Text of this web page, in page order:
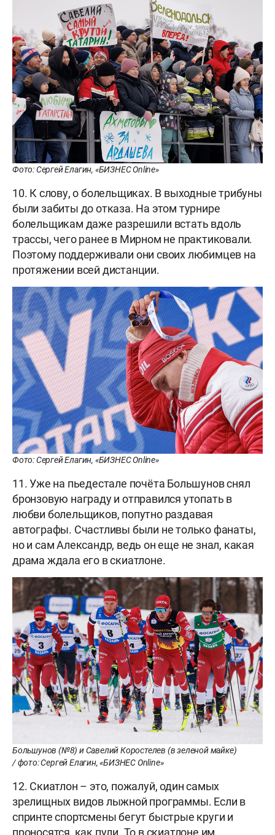
Фото: Сергей Елагин, «БИЗНЕС Online»
10. К слову, о болельщиках. В выходные трибуны
были забиты до отказа. На этом турнире
болельщикам даже разрешили встать вдоль
трассы, чего ранее в Мирном не практиковали.
Поэтому поддерживали они своих любимцев на
протяжении всей дистанции.
Фото: Сергей Елагин, «БИЗНЕС Online»
11. Уже на пьедестале почёта Большунов снял
бронзовую награду и отправился утопать в
любви болельщиков, попутно раздавая
автографы. Счастливы были не только фанаты,
но и сам Александр, ведь он еще не знал, какая
драма ждала его в скиатлоне.
Большунов (№8) и Савелий Коростелев (в зеленой майке)
/ фото: Сергей Елагин, «БИЗНЕС Online»
12. Скиатлон – это, пожалуй, один самых
зрелищных видов лыжной программы. Если в
спринте спортсмены бегут быстрые круги и
проносятся, как пули. То в скиатлоне им